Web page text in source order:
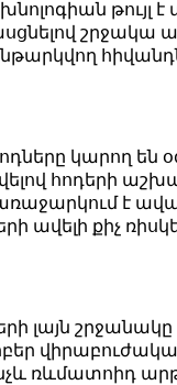
թույլ է
շրջակա
կարող են
հոդերի
առաջարկում է
ավելի քիչ
լայն շրջանակը
ռևմատոիդ